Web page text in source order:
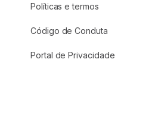
Políticas e termos
Código de Conduta
Portal de Privacidade